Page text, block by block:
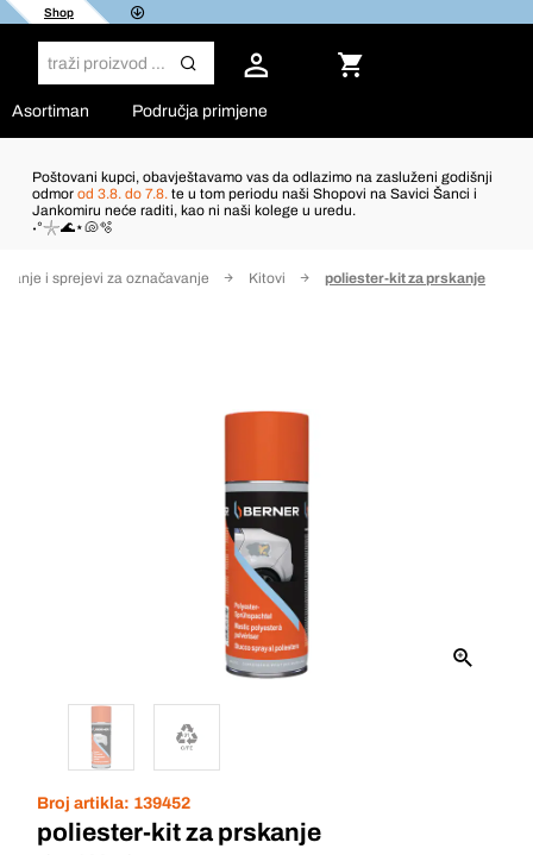
Shop
Asortiman Područja primjene
Poštovani kupci, obavještavamo vas da odlazimo na zasluženi godišnji
odmor od 3.8. do 7.8. te u tom periodu naši Shopovi na Savici Šanci i
Jankomiru neće raditi, kao ni naši kolege u uredu.
˖°𓇼🌊⋆🐚🫧
i sprejevi za označavanje Kitovi poliester-kit za prskanje
Broj artikla: 139452
poliester-kit za prskanje